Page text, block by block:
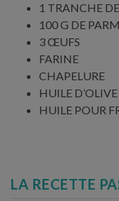
1 TRANCHE
100 G DE
3 ŒUFS
FARINE
CHAPELURE
HUILE
HUILE POUR
LA RECETTE